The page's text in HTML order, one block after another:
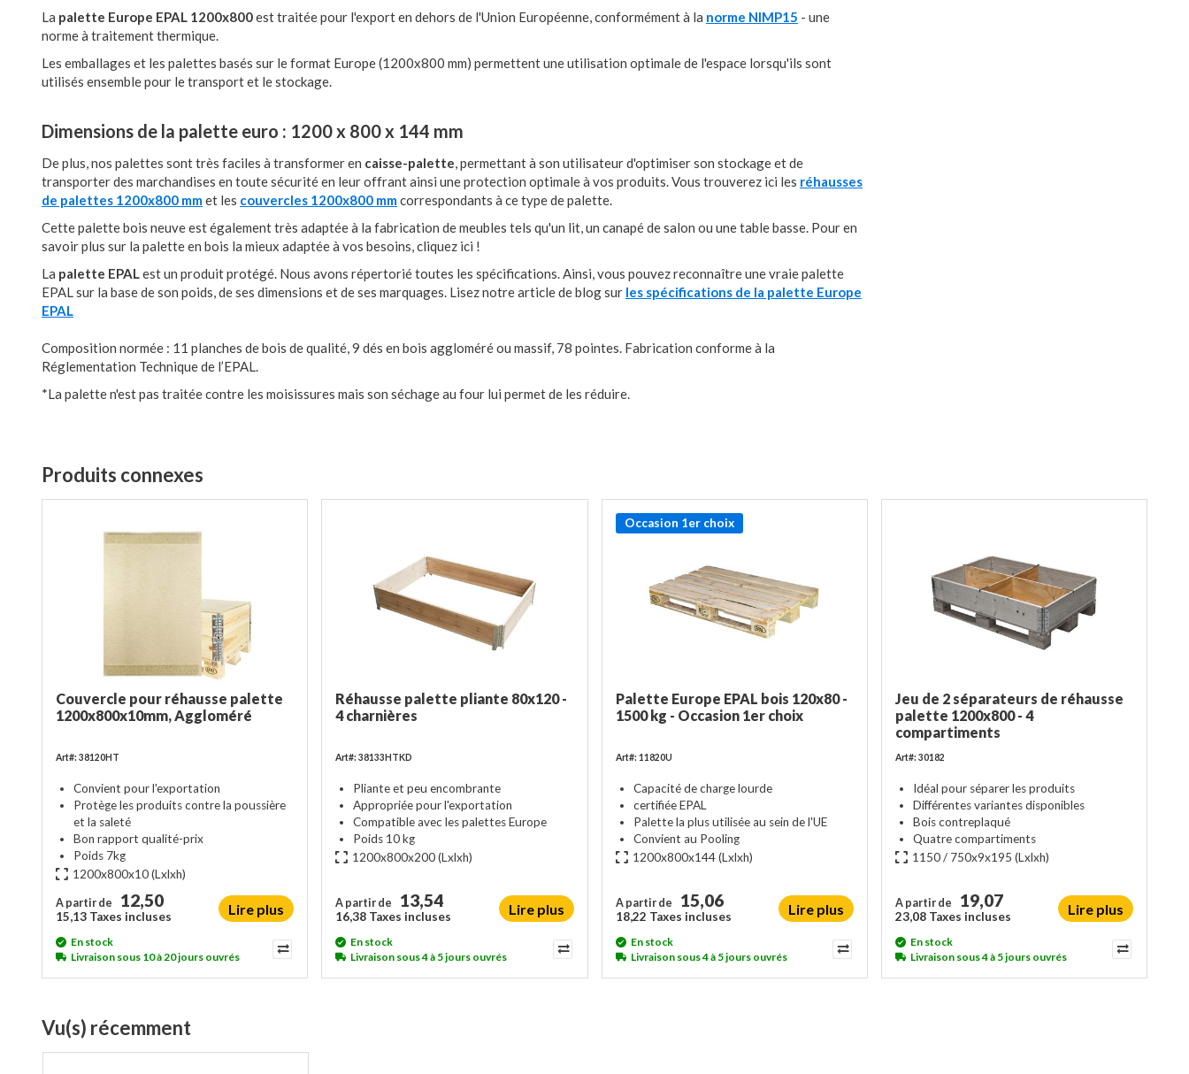
La palette Europe EPAL 1200x800est traitée pour l'export en dehors de l'Union Européenne, conformément à la norme NIMP15 - une
norme à traitement thermique.
Les emballages et les palettes basés sur le format Europe (1200x800 mm) permettent une utilisation optimale de l'espace lorsqu'ils sont
utilisés ensemble pour le transport et le stockage.
Dimensions de la palette euro : 1200 x 800 x 144 mm
De plus, nos palettes sont très faciles à transformer en caisse-palette, permettant à son utilisateur d'optimiser son stockage et de
transporter des marchandises en toute sécurité en leur offrant ainsi une protection optimale à vos produits. Vous trouverez ici les réhausses
de palettes 1200x800 mmet les couvercles 1200x800 mmcorrespondants à ce type de palette.
Cette palette bois neuve est également très adaptée à la fabrication de meubles tels qu'un lit, un canapé de salon ou une table basse. Pour en
savoir plus sur la palette en bois la mieux adaptée à vos besoins, cliquez ici !
La palette EPALest un produit protégé. Nous avons répertorié toutes les spécifications. Ainsi, vous pouvez reconnaître une vraie palette
EPAL sur la base de son poids, de ses dimensions et de ses marquages. Lisez notre article de blog sur les spécifications de la palette Europe
EPAL
Composition normée : 11 planches de bois de qualité, 9 dés en bois aggloméré ou massif, 78 pointes. Fabrication conforme à la
Réglementation Technique de l’EPAL.
*La palette n'est pas traitée contre les moisissures mais son séchage au four lui permet de les réduire.
Produits connexes
Couvercle pour réhausse palette
1200x800x10mm, Aggloméré
Art#: 38120HT
Convient pour l'exportation
Protège les produits contre la poussière
et la saleté
Bon rapport qualité-prix
Poids 7kg
1200x800x10(Lxlxh)
A partir de 12,50
15,13 Taxes incluses Lire plus
En stock
Livraison sous 10 à 20 jours ouvrés
Réhausse palette pliante 80x120 -
4 charnières
Art#: 38133HTKD
Pliante et peu encombrante
Appropriée pour l'exportation
Compatible avec les palettes Europe
Poids 10 kg
1200x800x200(Lxlxh)
A partir de 13,54
16,38 Taxes incluses Lire plus
En stock
Livraison sous 4 à 5 jours ouvrés
Occasion 1er choix
Palette Europe EPAL bois 120x80 -
1500 kg - Occasion 1er choix
Art#: 11820U
Capacité de charge lourde
certifiée EPAL
Palette la plus utilisée au sein de l'UE
Convient au Pooling
1200x800x144(Lxlxh)
A partir de 15,06
18,22 Taxes incluses Lire plus
En stock
Livraison sous 4 à 5 jours ouvrés
Jeu de 2 séparateurs de réhausse
palette 1200x800 - 4
compartiments
Art#: 30182
Idéal pour séparer les produits
Différentes variantes disponibles
Bois contreplaqué
Quatre compartiments
1150 / 750x9x195 (Lxlxh)
A partir de 19,07
23,08 Taxes incluses Lire plus
En stock
Livraison sous 4 à 5 jours ouvrés
Vu(s) récemment